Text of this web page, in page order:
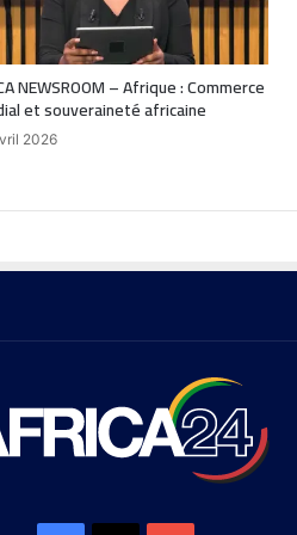
NEWSROOM – Afrique : Commerce
et souveraineté africaine
2026